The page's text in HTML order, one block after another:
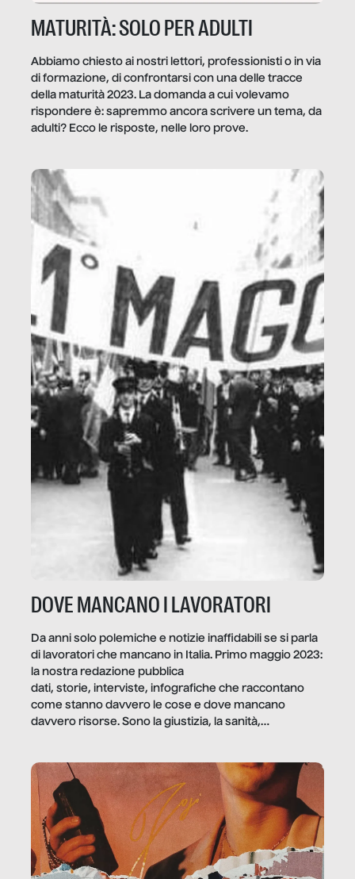
MATURITÀ: SOLO PER ADULTI
Abbiamo chiesto ai nostri lettori, professionisti o in via
di formazione, di confrontarsi con una delle tracce
della maturità 2023. La domanda a cui volevamo
rispondere è: sapremmo ancora scrivere un tema, da
adulti? Ecco le risposte, nelle loro prove.
DOVE MANCANO I LAVORATORI
Da anni solo polemiche e notizie inaffidabili se si parla
di lavoratori che mancano in Italia. Primo maggio 2023:
la nostra redazione pubblica
dati, storie, interviste, infografiche che raccontano
come stanno davvero le cose e dove mancano
davvero risorse. Sono la giustizia, la sanità,